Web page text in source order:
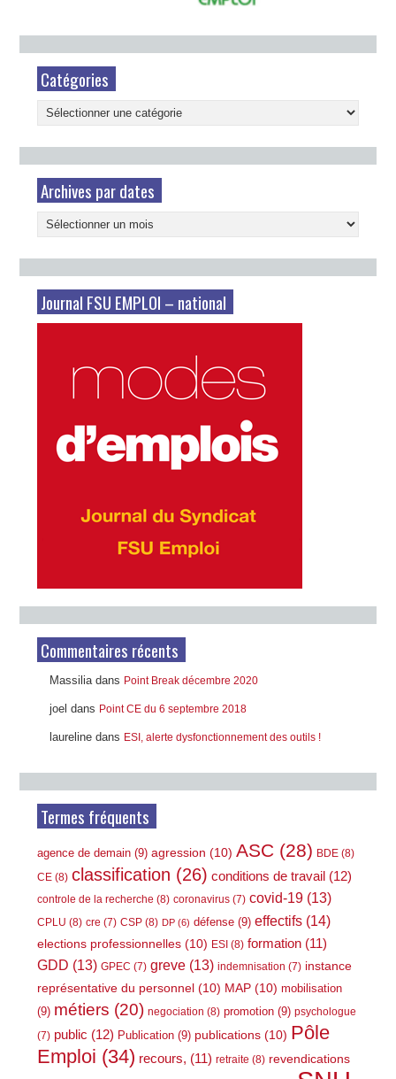
Catégories
Catégories
Archives par dates
Archives
par
dates
Journal FSU EMPLOI – national
Commentaires récents
Massilia dans Point Break décembre 2020
joel dans Point CE du 6 septembre 2018
laureline dans ESI, alerte dysfonctionnement des outils !
Termes fréquents
agence de demain (9) agression (10) ASC (28) BDE (8)
CE (8) classification (26) conditions de travail (12)
controle de la recherche (8) coronavirus (7) covid-19 (13)
CPLU (8) cre (7) CSP (8) DP (6) défense (9) effectifs (14)
elections professionnelles (10) ESI (8) formation (11)
GDD (13) GPEC (7) greve (13) indemnisation (7) instance
représentative du personnel (10) MAP (10) mobilisation
(9) métiers (20) negociation (8) promotion (9) psychologue
(7) public (12) Publication (9) publications (10) Pôle
Emploi (34) recours, (11) retraite (8) revendications